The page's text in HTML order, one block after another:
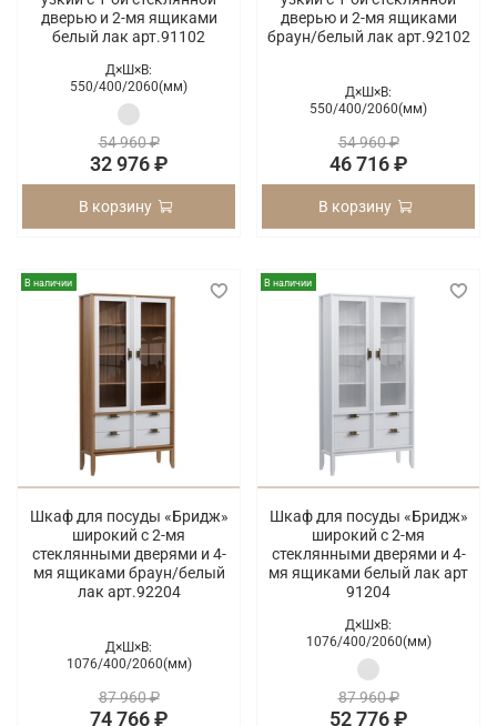
дверью и 2-мя ящиками
белый лак арт.91102
Д×Ш×В:
550/400/2060(мм)
54 960 ₽
32 976 ₽
В корзину
дверью и 2-мя ящиками
браун/белый лак арт.92102
Д×Ш×В:
550/400/2060(мм)
54 960 ₽
46 716 ₽
В корзину
В наличии
Шкаф для посуды «Бридж»
широкий с 2-мя
стеклянными дверями и 4-
мя ящиками браун/белый
лак арт.92204
Д×Ш×В:
1076/400/2060(мм)
87 960 ₽
74 766 ₽
В наличии
Шкаф для посуды «Бридж»
широкий с 2-мя
стеклянными дверями и 4-
мя ящиками белый лак арт
91204
Д×Ш×В:
1076/400/2060(мм)
87 960 ₽
52 776 ₽